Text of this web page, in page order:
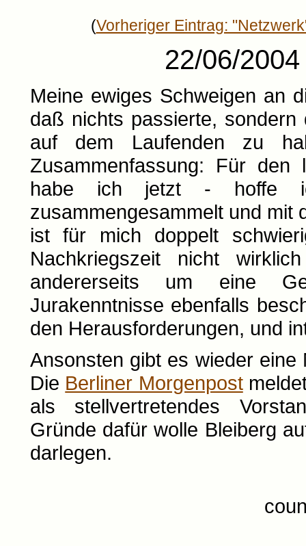
(Vorheriger Eintrag:
22/06/
Meine ewiges Schweigen an
daß nichts passierte,
auf dem Laufenden zu
Zusammenfassung: Für den
habe ich jetzt - hoffe
zusammengesammelt und mit
ist für mich doppelt
Nachkriegszeit nicht
andererseits um eine
Jurakenntnisse ebenfalls
den Herausforderungen, und
Ansonsten gibt es wieder
Die Berliner Morgenpost
als stellvertretendes
Gründe dafür wolle Bleiberg
darlegen.